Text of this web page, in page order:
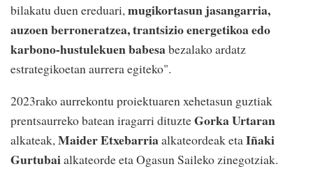
bilakatu duen ereduari,mugikortasun jasangarria,
auzoen berroneratzea, trantsizio energetikoa edo
karbono-hustulekuen babesabezalako ardatz
estrategikoetan aurrera egiteko".
2023rako aurrekontu proiektuaren xehetasun guztiak
prentsaurreko batean iragarri dituzteGorka Urtaran
alkateak, Maider Etxebarriaalkateordeak etaIñaki
Gurtubaialkateorde eta Ogasun Saileko zinegotziak.